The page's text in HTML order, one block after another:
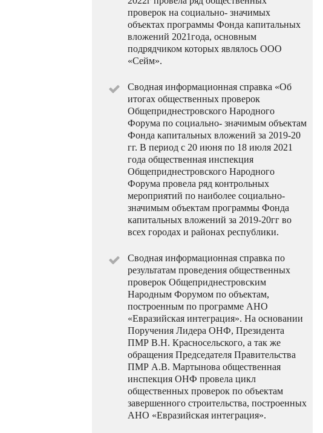
проверок на социально- значимых
объектах программы Фонда капитальных
вложений 2021года, основным
подрядчиком которых являлось ООО
«Сейм».
Сводная информационная справка «Об
итогах общественных проверок
Общеприднестровского Народного
Форума по социально- значимым объектам
Фонда капитальных вложений за 2019-20
гг. В период с 20 июня по 18 июля 2021
года общественная инспекция
Общеприднестровского Народного
Форума провела ряд контрольных
мероприятий по наиболее социально-
значимым объектам программы Фонда
капитальных вложений за 2019-20гг во
всех городах и районах республики.
Сводная информационная справка по
результатам проведения общественных
проверок Общеприднестровским
Народным Форумом по объектам,
построенным по программе АНО
«Евразийская интеграция». На основании
Поручения Лидера ОНФ, Президента
ПМР В.Н. Красносельского, а так же
обращения Председателя Правительства
ПМР А.В. Мартынова общественная
инспекция ОНФ провела цикл
общественных проверок по объектам
завершенного строительства, построенных
АНО «Евразийская интеграция».